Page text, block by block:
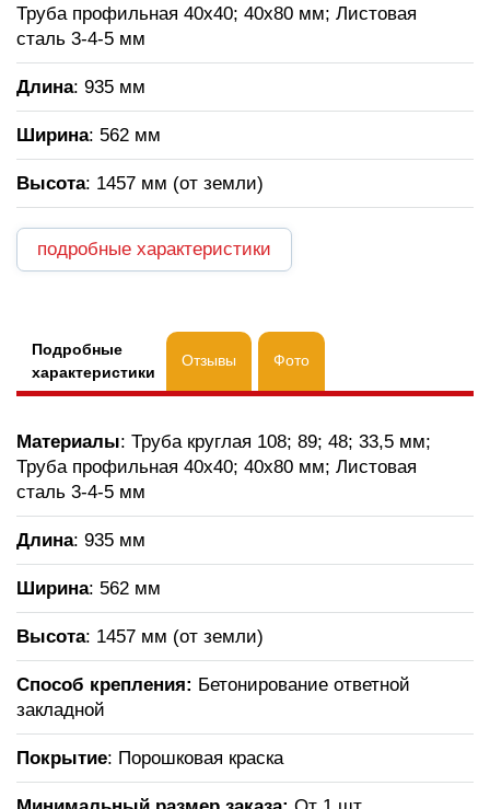
Труба профильная 40х40; 40х80 мм; Листовая
сталь 3-4-5 мм
Длина: 935 мм
Ширина: 562 мм
Высота: 1457 мм (от земли)
подробные характеристики
Подробные
характеристики
Отзывы Фото
Материалы: Труба круглая 108; 89; 48; 33,5 мм;
Труба профильная 40х40; 40х80 мм; Листовая
сталь 3-4-5 мм
Длина: 935 мм
Ширина: 562 мм
Высота: 1457 мм (от земли)
Способ крепления: Бетонирование ответной
закладной
Покрытие: Порошковая краска